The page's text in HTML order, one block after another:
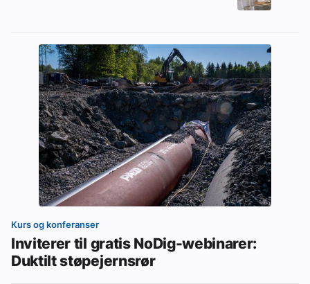
Kurs og konferanser
Inviterer til gratis NoDig-webinarer:
Duktilt støpejernsrør